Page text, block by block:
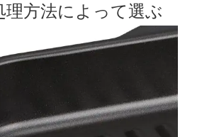
理方法によって選ぶ